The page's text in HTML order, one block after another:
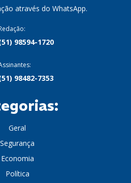
através do WhatsApp.
98594-1720
98482-7353
Geral
Segurança
Economia
Política